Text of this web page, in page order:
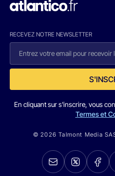
RECEVEZ NOTRE NEWSLETTER
En cliquant sur s'inscrire, vous
Termes et
© 2026 Talmont Media